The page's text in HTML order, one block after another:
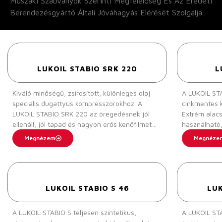
Berendezésgyártó Általi Jóváhagyás Elérését Szolgálja.
LUKOIL STABIO SRK 220
Kiváló minőségű, zsírosított, különleges olaj
speciális dugattyús kompresszorokhoz. A
LUKOIL STABIO SRK 220 az öregedésnek jól
ellenáll, jól tapad és nagyon erős kenőfilmet
képez. A különleges adalékolásnak
köszönhetően a LUKOIL STABIO SRK 220
nyújt. Nafténes bázisolajból készül és nagyon
LUKOIL STABIO SRK 220-at kis fordulatú, nagy
Megnézem
A LUKOIL
cinkmentes
Extrém
jelentősen
LUKOIL
nagyon jól
LUKOIL STABIO S 46
A LUKOIL STABIO S teljesen szintetikus,
A LUKOIL